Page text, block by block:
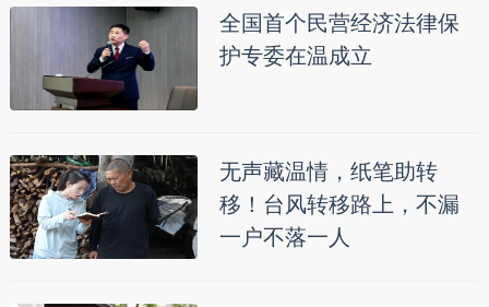
全国首个民营经济法律保
护专委在温成立
无声藏温情，纸笔助转
移！台风转移路上，不漏
一户不落一人